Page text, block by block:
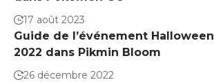
17 août 2023
Guide de l’événement Halloween
2022 dans Pikmin Bloom
26 décembre 2022